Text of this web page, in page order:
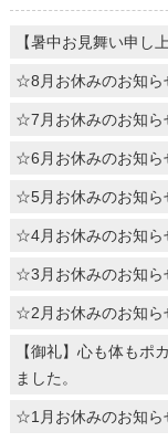
【暑中お見舞い申し
☆8月お休みのお知
☆7月お休みのお知
☆6月お休みのお知
☆5月お休みのお知
☆4月お休みのお知
☆3月お休みのお知
☆2月お休みのお知
【御礼】心も体もポ
ました。
☆1月お休みのお知